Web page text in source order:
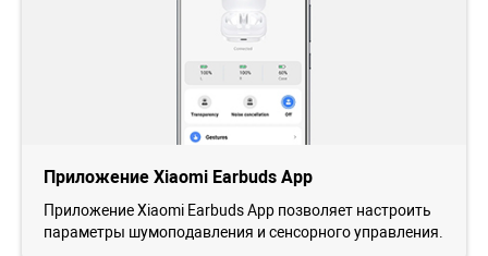
Приложение Xiaomi Earbuds App
Приложение Xiaomi Earbuds App позволяет настроить
параметры шумоподавления и сенсорного управления.